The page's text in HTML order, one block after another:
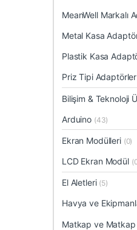
MeanWell Markalı
Metal Kasa
Plastik Kasa
Priz Tipi Adaptörler
Bilişim & Teknoloji
Arduino (43)
Ekran Modülleri (0)
LCD Ekran Modül
El Aletleri (5)
Havya ve
Matkap ve Matkap